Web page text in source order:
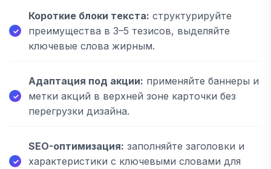
Короткие блоки текста: структурируйте
преимущества в 3–5 тезисов, выделяйте
ключевые слова жирным.
Адаптация под акции: применяйте баннеры и
метки акций в верхней зоне карточки без
перегрузки дизайна.
SEO-оптимизация: заполняйте заголовки и
характеристики с ключевыми словами для